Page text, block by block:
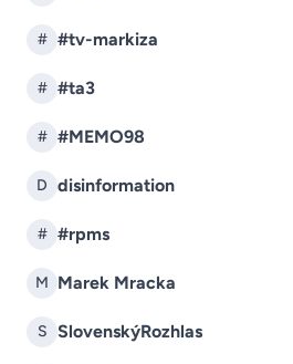
# #tv-markiza
# #ta3
# #MEMO98
D disinformation
# #rpms
M Marek Mracka
S SlovenskýRozhlas